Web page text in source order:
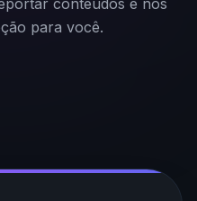
conteúdos e nós
para você.